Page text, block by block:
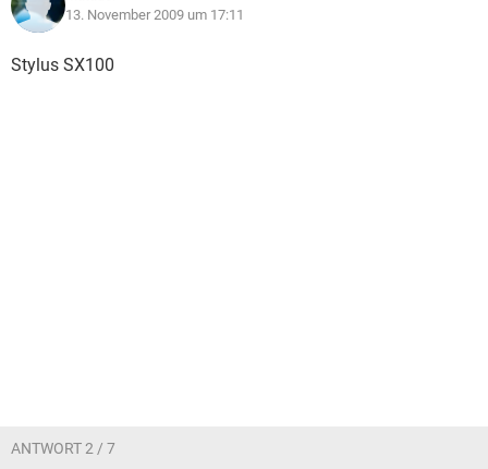
13. November 2009 um 17:11
Stylus SX100
ANTWORT 2 / 7